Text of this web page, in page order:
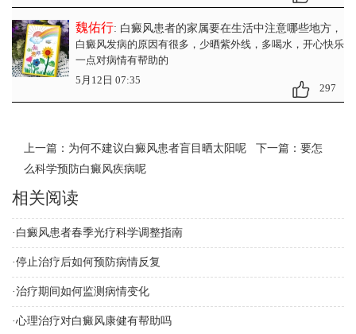
魏佑行: 白癜风患者的家属要在生活中注意哪些地方，
白癜风发病的原因有很多，少晒紫外线，多喝水，开心快乐
一点对病情有帮助的
5月12日 07:35
297
上一篇： 为何不建议白癜风患者盲目晒太阳呢 下一篇： 要怎
么科学预防白癜风疾病呢
相关阅读
· 白癜风患者春季光疗科学调整指南
·停止治疗后如何预防病情反复
·治疗期间如何监测病情变化
·心理治疗对白癜风康健有帮助吗